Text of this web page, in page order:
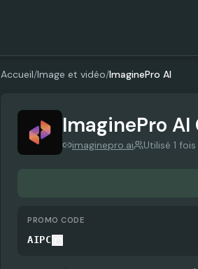
Accueil/Image et vidéo/ImaginePro AI
ImaginePro AI
imaginepro.ai Utilisé 1 fois
PROMO CODE
AIPC